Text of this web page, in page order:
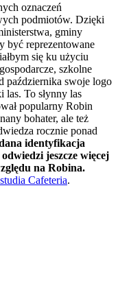
oznaczeń
podmiotów. Dzięki
gminy
być reprezentowane
się ku użyciu
szkolne
października swoje logo
To słynny las
popularny Robin
bohater, ale też
rocznie ponad
identyfikacja
jeszcze więcej
na Robina.
Cafeteria.